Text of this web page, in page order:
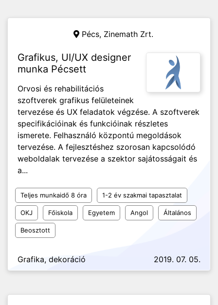
Pécs, Zinemath Zrt.
Grafikus, UI/UX designer
munka Pécsett
Orvosi és rehabilitációs
szoftverek grafikus felületeinek
tervezése és UX feladatok végzése. A szoftverek
specifikációinak és funkcióinak részletes
ismerete. Felhasználó központú megoldások
tervezése. A fejlesztéshez szorosan kapcsolódó
weboldalak tervezése a szektor sajátosságait és
a...
Teljes munkaidő 8 óra 1-2 év szakmai tapasztalat
OKJ Főiskola Egyetem Angol Általános
Beosztott
Grafika, dekoráció 2019. 07. 05.